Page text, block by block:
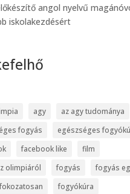
angol nyelvű
iskolakezdésért
agy
az agy tudománya
fogyás
egészséges
facebook like
film
olimpiáról
fogyás
fogyás
fogyókúra